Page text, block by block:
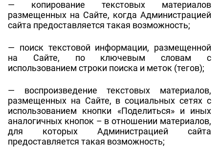
— копирование текстовых материалов
размещенных на Сайте, когда Администрацией
сайта предоставляется такая возможность;
— поиск текстовой информации, размещенной
на Сайте, по ключевым словам с
использованием строки поиска и меток (тегов);
— воспроизведение текстовых материалов,
размещенных на Сайте, в социальных сетях с
использованием кнопки «Поделиться» и иных
аналогичных кнопок – в отношении материалов,
для которых Администрацией сайта
предоставляется такая возможность;